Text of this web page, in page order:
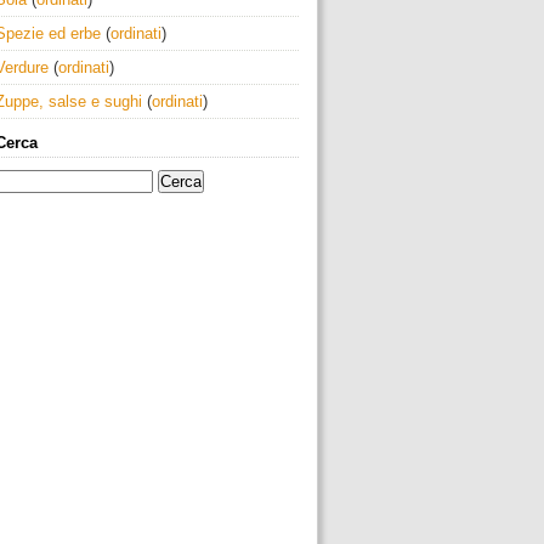
ed erbe (ordinati)
(ordinati)
salse e sughi (ordinati)